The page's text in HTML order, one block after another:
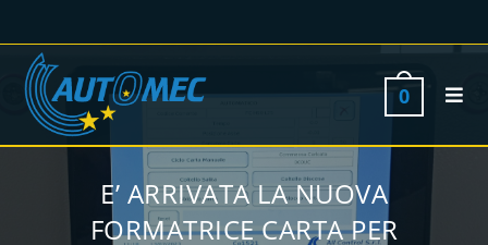
0
E’ ARRIVATA LA NUOVA
FORMATRICE CARTA PER